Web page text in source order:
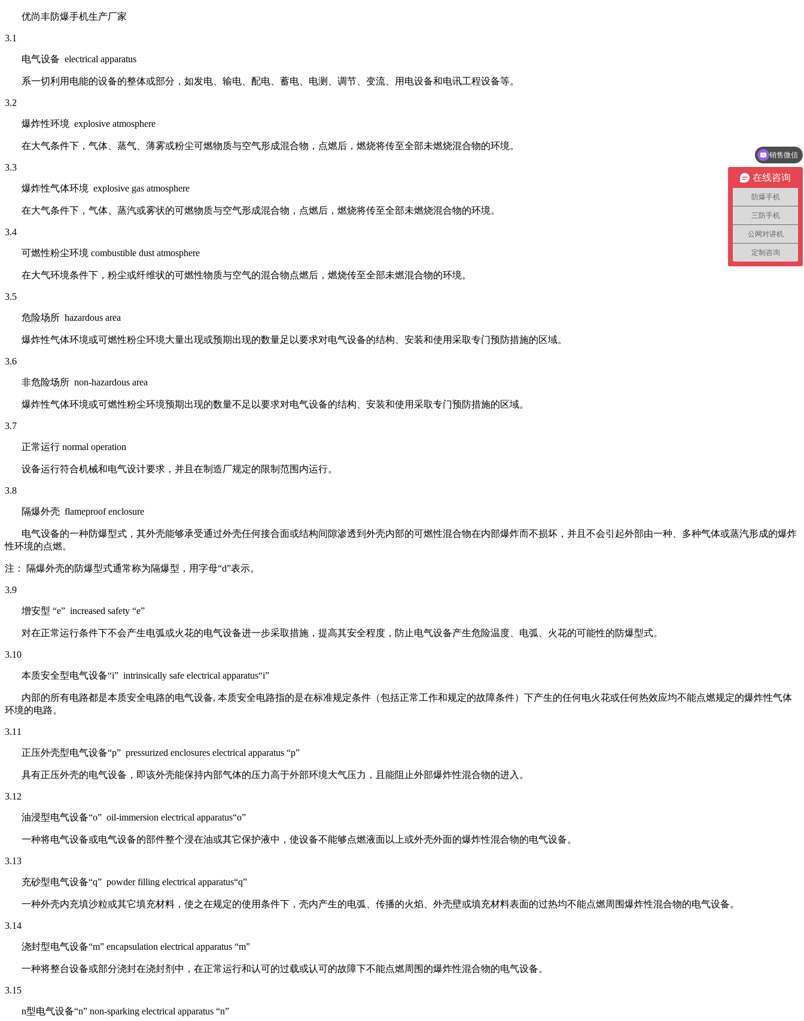
优尚丰防爆手机生产厂家
3.1
电气设备 electrical apparatus
系一切利用电能的设备的整体或部分，如发电、输电、配电、蓄电、电测、调节、变流、用电设备和电讯工程设备等。
3.2
爆炸性环境 explosive atmosphere
在大气条件下，气体、蒸气、薄雾或粉尘可燃物质与空气形成混合物，点燃后，燃烧将传至全部未燃烧混合物的环境。
3.3
爆炸性气体环境 explosive gas atmosphere
在大气条件下，气体、蒸汽或雾状的可燃物质与空气形成混合物，点燃后，燃烧将传至全部未燃烧混合物的环境。
3.4
可燃性粉尘环境 combustible dust atmosphere
在大气环境条件下，粉尘或纤维状的可燃性物质与空气的混合物点燃后，燃烧传至全部未燃混合物的环境。
3.5
危险场所 hazardous area
爆炸性气体环境或可燃性粉尘环境大量出现或预期出现的数量足以要求对电气设备的结构、安装和使用采取专门预防措施的区域。
3.6
非危险场所 non-hazardous area
爆炸性气体环境或可燃性粉尘环境预期出现的数量不足以要求对电气设备的结构、安装和使用采取专门预防措施的区域。
3.7
正常运行 normal operation
设备运行符合机械和电气设计要求，并且在制造厂规定的限制范围内运行。
3.8
隔爆外壳 flameproof enclosure
电气设备的一种防爆型式，其外壳能够承受通过外壳任何接合面或结构间隙渗透到外壳内部的可燃性混合物在内部爆炸而不损坏，并且不会引起外部由一种、多种气体或蒸汽形成的爆炸
性环境的点燃。
注： 隔爆外壳的防爆型式通常称为隔爆型，用字母“d”表示。
3.9
增安型 “e” increased safety “e”
对在正常运行条件下不会产生电弧或火花的电气设备进一步采取措施，提高其安全程度，防止电气设备产生危险温度、电弧、火花的可能性的防爆型式。
3.10
本质安全型电气设备“i” intrinsically safe electrical apparatus“i”
内部的所有电路都是本质安全电路的电气设备, 本质安全电路指的是在标准规定条件（包括正常工作和规定的故障条件）下产生的任何电火花或任何热效应均不能点燃规定的爆炸性气体
环境的电路。
3.11
正压外壳型电气设备“p” pressurized enclosures electrical apparatus “p”
具有正压外壳的电气设备，即该外壳能保持内部气体的压力高于外部环境大气压力，且能阻止外部爆炸性混合物的进入。
3.12
油浸型电气设备“o” oil-immersion electrical apparatus“o”
一种将电气设备或电气设备的部件整个浸在油或其它保护液中，使设备不能够点燃液面以上或外壳外面的爆炸性混合物的电气设备。
3.13
充砂型电气设备“q” powder filling electrical apparatus“q”
一种外壳内充填沙粒或其它填充材料，使之在规定的使用条件下，壳内产生的电弧、传播的火焰、外壳壁或填充材料表面的过热均不能点燃周围爆炸性混合物的电气设备。
3.14
浇封型电气设备“m” encapsulation electrical apparatus “m”
一种将整台设备或部分浇封在浇封剂中，在正常运行和认可的过载或认可的故障下不能点燃周围的爆炸性混合物的电气设备。
3.15
n型电气设备“n” non-sparking electrical apparatus “n”
在线咨询
防爆手机
三防手机
公网对讲机
定制咨询
本安型防爆手机资料